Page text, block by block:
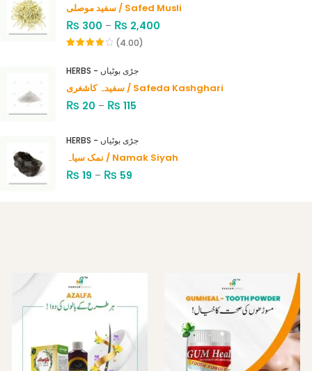
سفید موصلی / Safed Musli
₨ 300 – ₨ 2,400
of 5
(4.00)
HERBS - جڑی بوٹیاں
سفیدہ کاشغری / Safeda Kashghari
₨ 20 – ₨ 115
HERBS - جڑی بوٹیاں
نمک سیاہ / Namak Siyah
₨ 19 – ₨ 59